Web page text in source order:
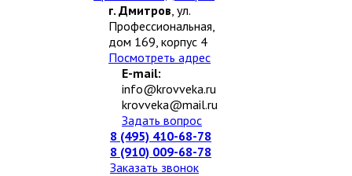
г. Дмитров, ул.
Профессиональная,
дом 169, корпус 4
Посмотреть адрес
E-mail:
info@krovveka.ru
krovveka@mail.ru
Задать вопрос
8 (495) 410-68-78
8 (910) 009-68-78
Заказать звонок